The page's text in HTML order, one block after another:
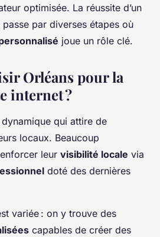
optimisée. La réussite d’un
par diverses étapes où
joue un rôle clé.
Orléans pour la
internet ?
qui attire de
locaux. Beaucoup
leur visibilité locale via
doté des dernières
variée : on y trouve des
capables de créer des